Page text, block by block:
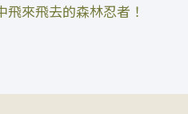
來飛去的森林忍者！